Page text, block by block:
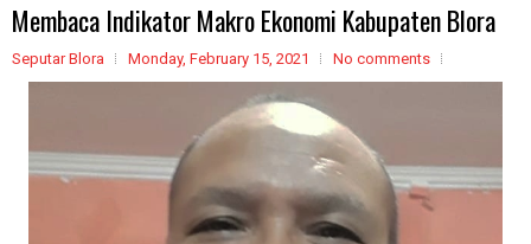
Membaca Indikator Makro Ekonomi Kabupaten Blora
Seputar Blora Monday, February 15, 2021 No comments